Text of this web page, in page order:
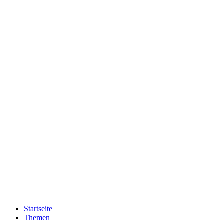
Startseite
Themen